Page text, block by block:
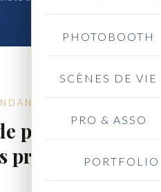
PHOTOBOOTH
SCÈNES DE VIE
PRO & ASSO
PORTFOLIO
DEPUIS 2012
proximité